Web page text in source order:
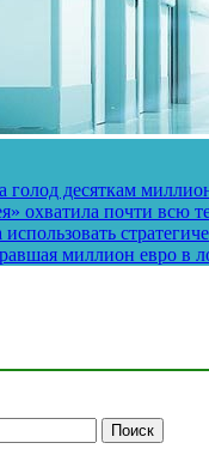
голод десяткам
охватила почти
миллион евро в